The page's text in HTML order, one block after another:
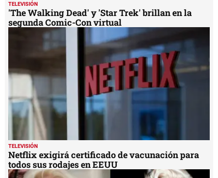
TELEVISIÓN
'The Walking Dead' y 'Star Trek' brillan en la
segunda Comic-Con virtual
TELEVISIÓN
Netflix exigirá certificado de vacunación para
todos sus rodajes en EEUU